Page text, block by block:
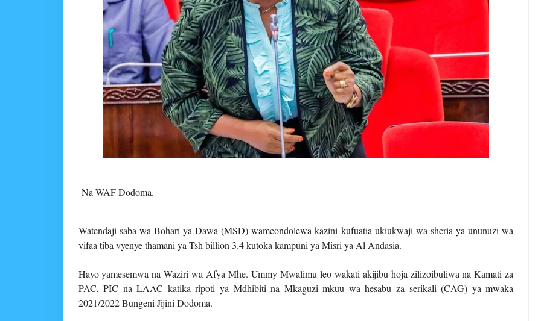
Na WAF Dodoma.
Watendaji saba wa Bohari ya Dawa (MSD) wameondolewa kazini kufuatia ukiukwaji wa sheria ya ununuzi wa
vifaa tiba vyenye thamani ya Tsh billion 3.4 kutoka kampuni ya Misri ya Al Andasia.
Hayo yamesemwa na Waziri wa Afya Mhe. Ummy Mwalimu leo wakati akijibu hoja zilizoibuliwa na Kamati za
PAC, PIC na LAAC katika ripoti ya Mdhibiti na Mkaguzi mkuu wa hesabu za serikali (CAG) ya mwaka
2021/2022 Bungeni Jijini Dodoma.